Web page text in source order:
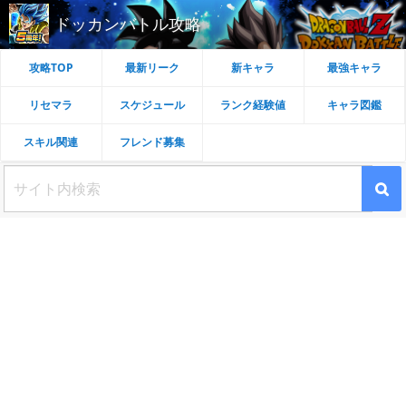
ドッカンバトル攻略
攻略TOP 最新リーク 新キャラ 最強キャラ
リセマラ スケジュール ランク経験値 キャラ図鑑
スキル関連 フレンド募集